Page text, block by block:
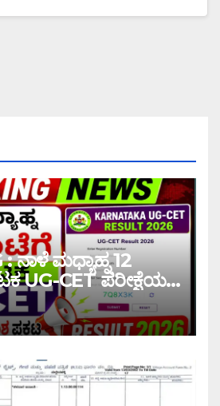
ನಾಳೆ ಮಧ್ಯಾಹ್ನ 12
UG-CET ಪರೀಕ್ಷೆಯ
|UG-CET Result